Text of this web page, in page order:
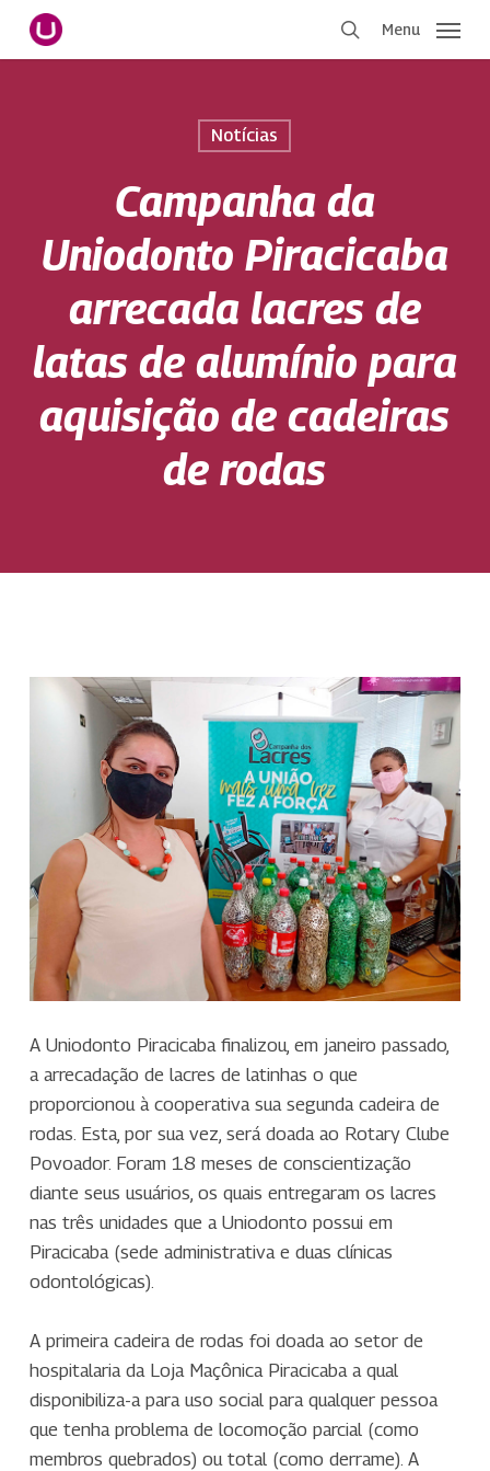
Pular
para
Menu
Notícias
Campanha da
Uniodonto Piracicaba
arrecada lacres de
latas de alumínio para
aquisição de cadeiras
de rodas
A Uniodonto Piracicaba finalizou, em janeiro passado,
a arrecadação de lacres de latinhas o que
proporcionou à cooperativa sua segunda cadeira de
rodas. Esta, por sua vez, será doada ao Rotary Clube
Povoador. Foram 18 meses de conscientização
diante seus usuários, os quais entregaram os lacres
nas três unidades que a Uniodonto possui em
Piracicaba (sede administrativa e duas clínicas
odontológicas).
A primeira cadeira de rodas foi doada ao setor de
hospitalaria da Loja Maçônica Piracicaba a qual
disponibiliza-a para uso social para qualquer pessoa
que tenha problema de locomoção parcial (como
membros quebrados) ou total (como derrame). A